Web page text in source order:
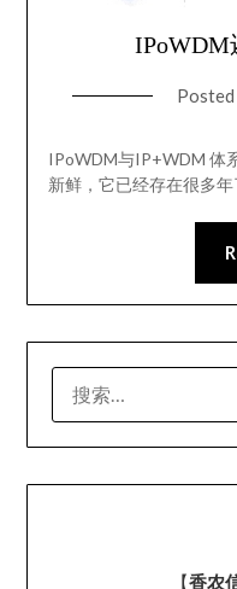
IPoWDM
Posted
IPoWDM与IP+WDM 体
新鲜，它已经存在很多
索：
【香农